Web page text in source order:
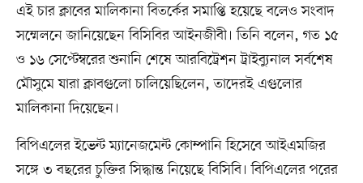
এই চার ক্লাবের মালিকানা বিতর্কের সমাপ্তি হয়েছে বলেও সংবাদ
সম্মেলনে জানিয়েছেন বিসিবির আইনজীবী। তিনি বলেন, গত ১৫
ও ১৬ সেপ্টেম্বরের শুনানি শেষে আরবিট্রেশন ট্রাইব্যুনাল সর্বশেষ
মৌসুমে যারা ক্লাবগুলো চালিয়েছিলেন, তাদেরই এগুলোর
মালিকানা দিয়েছেন।
বিপিএলের ইভেন্ট ম্যানেজমেন্ট কোম্পানি হিসেবে আইএমজির
সঙ্গে ৩ বছরের চুক্তির সিদ্ধান্ত নিয়েছে বিসিবি। বিপিএলের পরের